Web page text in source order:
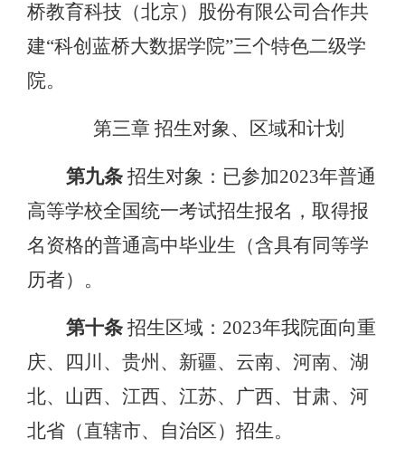
桥教育科技（北京）股份有限公司合作共
建“科创蓝桥大数据学院”三个特色二级学
院。
第三章 招生对象、区域和计划
第九条 招生对象：已参加2023年普通
高等学校全国统一考试招生报名，取得报
名资格的普通高中毕业生（含具有同等学
历者）。
第十条 招生区域： 2023年我院面向重
庆、四川、贵州、新疆、云南、河南、湖
北、山西、江西、江苏、广西、甘肃、河
北省（直辖市、自治区）招生。